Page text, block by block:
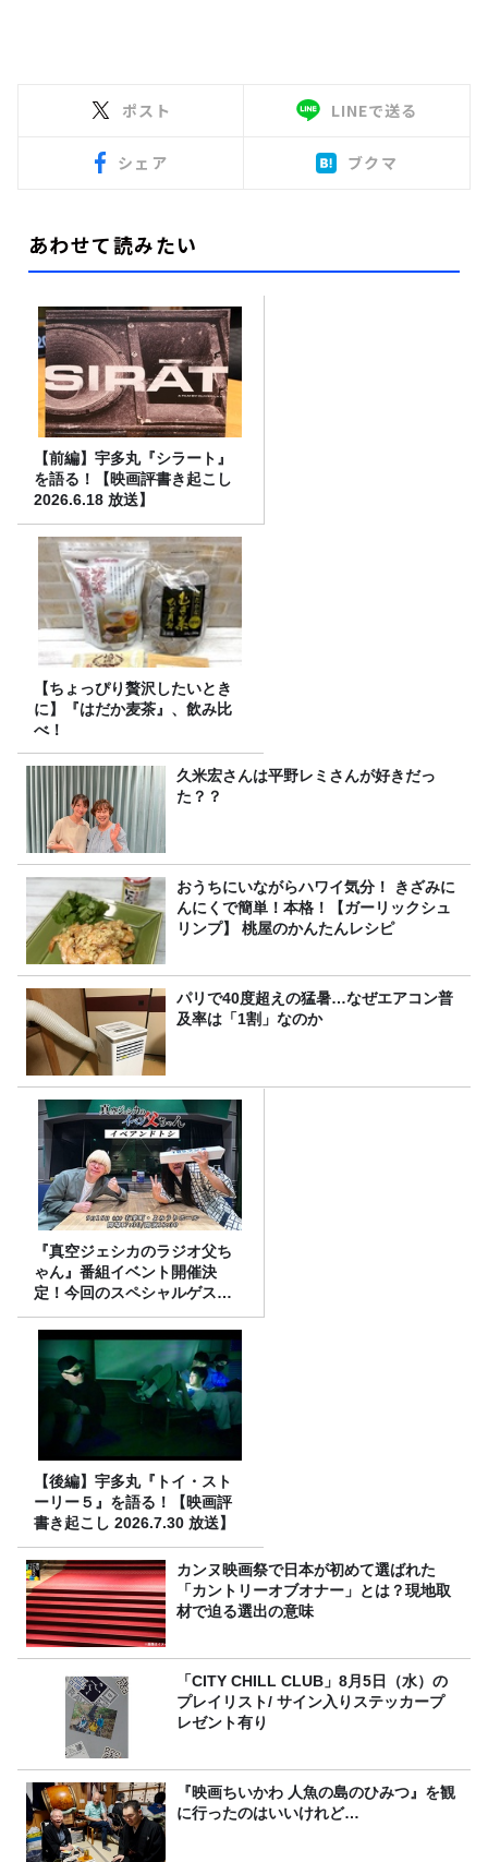
ポスト LINEで送る
シェア ブクマ
あわせて読みたい
【前編】宇多丸『シラート』
を語る！【映画評書き起こし
2026.6.18 放送】
【ちょっぴり贅沢したいとき
に】『はだか麦茶』、飲み比
べ！
久米宏さんは平野レミさんが好きだっ
た？？
おうちにいながらハワイ気分！ きざみに
んにくで簡単！本格！【ガーリックシュ
リンプ】 桃屋のかんたんレシピ
パリで40度超えの猛暑…なぜエアコン普
及率は「1割」なのか
『真空ジェシカのラジオ父ち
ゃん』番組イベント開催決
定！今回のスペシャルゲスト
は、タカアンドトシ！
【後編】宇多丸『トイ・スト
ーリー５』を語る！【映画評
書き起こし 2026.7.30 放送】
カンヌ映画祭で日本が初めて選ばれた
「カントリーオブオナー」とは？現地取
材で迫る選出の意味
「CITY CHILL CLUB」8月5日（水）の
プレイリスト/ サイン入りステッカープ
レゼント有り
『映画ちいかわ 人魚の島のひみつ』を観
に行ったのはいいけれど…